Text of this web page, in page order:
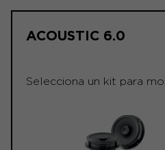
ACOUSTIC 6.0
Selecciona un kit para